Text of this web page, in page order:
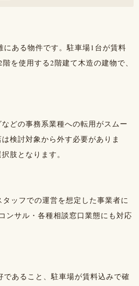
ある物件です。駐車場1台が賃料
を使用する2階建て木造の建物で、
どの事務系業種への転用がスムー
検討対象から外す必要がありま
肢となります。
ッフでの運営を想定した事業者に
ンサル・各種相談窓口業態にも対応
あること、駐車場が賃料込みで確